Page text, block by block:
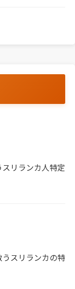
リランカ人特定
スリランカの特